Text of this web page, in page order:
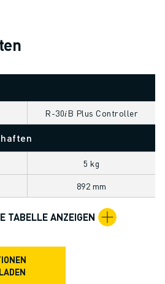
R-30𝑖B Plus Controller
5 kg
892 mm
TABELLE ANZEIGEN